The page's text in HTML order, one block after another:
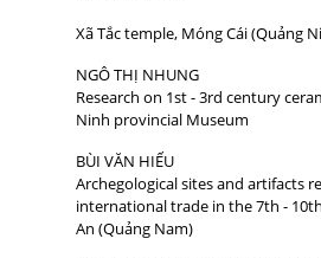
Xã Tắc temple, Móng Cái (Quảng
NGÔ THỊ NHUNG
Research on 1st - 3rd century
Ninh provincial Museum
BÙI VĂN HIẾU
Archegological sites and artifacts
international trade in the 7th -
An (Quảng Nam)